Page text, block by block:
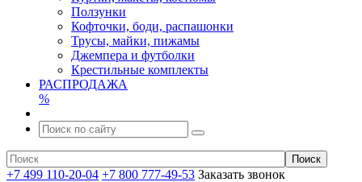
Ползунки
Кофточки, боди, распашонки
Трусы, майки, пижамы
Джемпера и футболки
Крестильные комплекты
РАСПРОДАЖА
%
+7 499 110-20-04 +7 800 777-49-53 Заказать звонок